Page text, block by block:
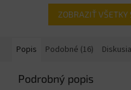
ZOBRAZIŤ VŠETKY
Popis Podobné (16) Diskusia
Podrobný popis